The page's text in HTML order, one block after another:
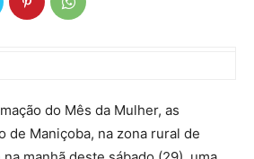
do Mês da Mulher, as
de Maniçoba, na zona rural de